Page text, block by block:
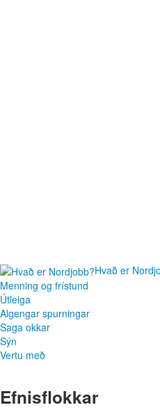
Hvað er
Menning og frístund
Útleiga
Algengar spurningar
Saga okkar
Sýn
Vertu með
Efnisflokkar